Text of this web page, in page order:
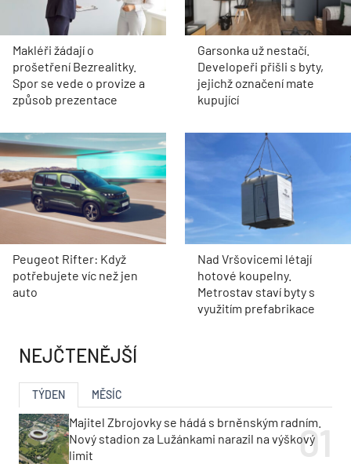
Makléři žádají o
prošetření Bezrealitky.
Spor se vede o provize a
způsob prezentace
Garsonka už nestačí.
Developeři přišli s byty,
jejichž označení mate
kupující
Peugeot Rifter: Když
potřebujete víc než jen
auto
Nad Vršovicemi létají
hotové koupelny.
Metrostav staví byty s
využitím prefabrikace
NEJČTENĚJŠÍ
TÝDEN MĚSÍC
Majitel Zbrojovky se hádá s brněnským radním.
Nový stadion za Lužánkami narazil na výškový
limit